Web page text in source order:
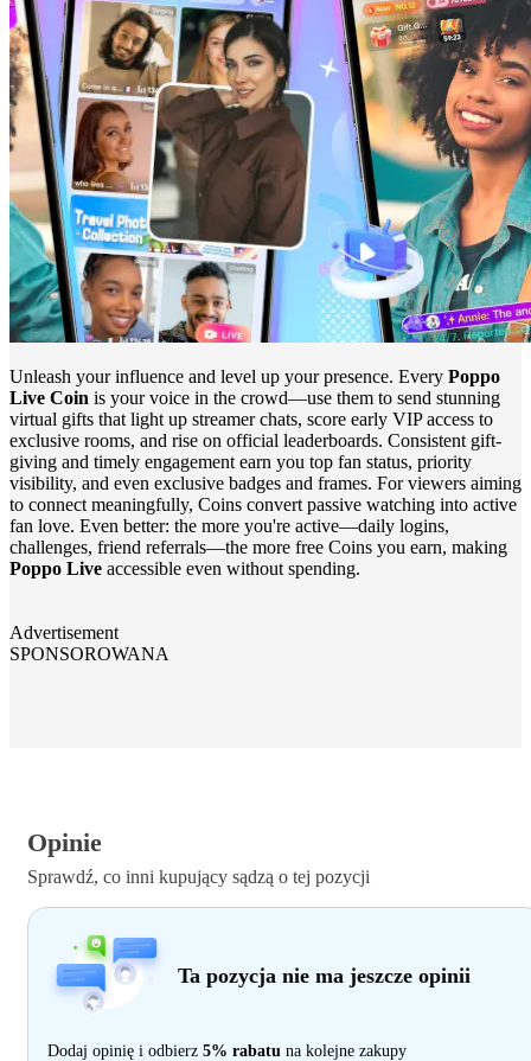
Unleash your influence and level up your presence. Every Poppo
Live Coin is your voice in the crowd—use them to send stunning
virtual gifts that light up streamer chats, score early VIP access to
exclusive rooms, and rise on official leaderboards. Consistent gift-
giving and timely engagement earn you top fan status, priority
visibility, and even exclusive badges and frames. For viewers aiming
to connect meaningfully, Coins convert passive watching into active
fan love. Even better: the more you're active—daily logins,
challenges, friend referrals—the more free Coins you earn, making
Poppo Live accessible even without spending.
Advertisement
SPONSOROWANA
Opinie
Sprawdź, co inni kupujący sądzą o tej pozycji
Ta pozycja nie ma jeszcze opinii
Dodaj opinię i odbierz 5% rabatu na kolejne zakupy